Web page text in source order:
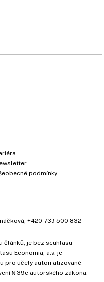
podmínky
+420 739 500 832
článků, je bez souhlasu
Economia, a.s. je
pro účely automatizované
§ 39c autorského zákona.